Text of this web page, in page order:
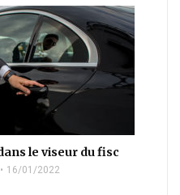
le viseur du fisc
16/01/2022